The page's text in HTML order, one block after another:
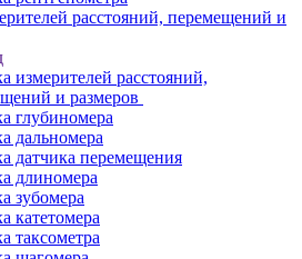
расстояний, перемещений и
измерителей расстояний,
и размеров
глубиномера
дальномера
датчика перемещения
длиномера
зубомера
катетомера
таксометра